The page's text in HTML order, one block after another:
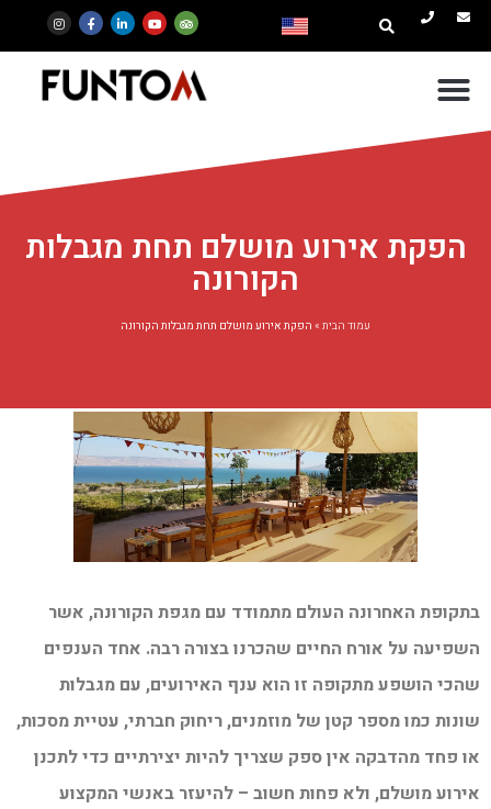
הפקת אירוע מושלם תחת מגבלות
הקורונה
עמוד הבית » הפקת אירוע מושלם תחת מגבלות הקורונה
בתקופת האחרונה העולם מתמודד עם מגפת הקורונה, אשר
השפיעה על אורח החיים שהכרנו בצורה רבה. אחד הענפים
שהכי הושפע מתקופה זו הוא ענף האירועים, עם מגבלות
שונות כמו מספר קטן של מוזמנים, ריחוק חברתי, עטיית מסכות,
או פחד מהדבקה אין ספק שצריך להיות יצירתיים כדי לתכנן
אירוע מושלם, ולא פחות חשוב – להיעזר באנשי המקצוע